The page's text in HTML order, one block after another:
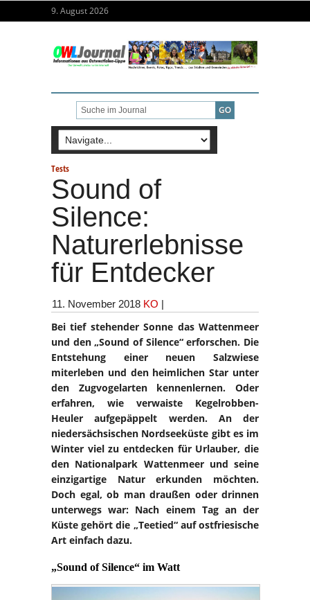
9. August 2026
Tests
Sound of
Silence:
Naturerlebnisse
für Entdecker
11. November 2018 KO |
Bei tief stehender Sonne das Wattenmeer
und den „Sound of Silence“ erforschen. Die
Entstehung einer neuen Salzwiese
miterleben und den heimlichen Star unter
den Zugvogelarten kennenlernen. Oder
erfahren, wie verwaiste Kegelrobben-
Heuler aufgepäppelt werden. An der
niedersächsischen Nordseeküste gibt es im
Winter viel zu entdecken für Urlauber, die
den Nationalpark Wattenmeer und seine
einzigartige Natur erkunden möchten.
Doch egal, ob man draußen oder drinnen
unterwegs war: Nach einem Tag an der
Küste gehört die „Teetied“ auf ostfriesische
Art einfach dazu.
„Sound of Silence“ im Watt